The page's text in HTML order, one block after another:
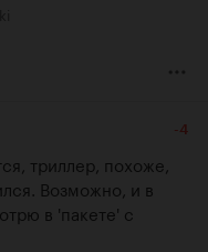
-4
триллер, похоже,
Возможно, и в
в 'пакете' с